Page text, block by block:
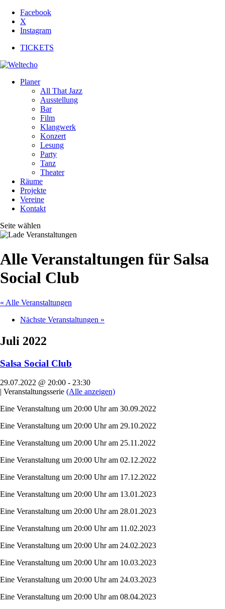
Facebook
X
Instagram
TICKETS
Planer
All That Jazz
Ausstellung
Bar
Film
Klangwerk
Konzert
Lesung
Party
Tanz
Theater
Räume
Projekte
Vereine
Kontakt
Seite wählen
Alle Veranstaltungen für Salsa
Social Club
« Alle Veranstaltungen
Nächste Veranstaltungen »
Juli 2022
Salsa Social Club
29.07.2022 @ 20:00 - 23:30
| Veranstaltungsserie (Alle anzeigen)
Eine Veranstaltung um 20:00 Uhr am 30.09.2022
Eine Veranstaltung um 20:00 Uhr am 29.10.2022
Eine Veranstaltung um 20:00 Uhr am 25.11.2022
Eine Veranstaltung um 20:00 Uhr am 02.12.2022
Eine Veranstaltung um 20:00 Uhr am 17.12.2022
Eine Veranstaltung um 20:00 Uhr am 13.01.2023
Eine Veranstaltung um 20:00 Uhr am 28.01.2023
Eine Veranstaltung um 20:00 Uhr am 11.02.2023
Eine Veranstaltung um 20:00 Uhr am 24.02.2023
Eine Veranstaltung um 20:00 Uhr am 10.03.2023
Eine Veranstaltung um 20:00 Uhr am 24.03.2023
Eine Veranstaltung um 20:00 Uhr am 08.04.2023